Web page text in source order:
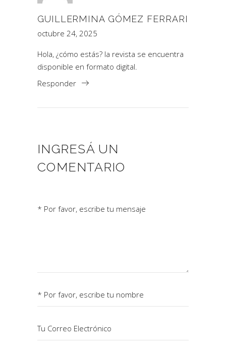
GUILLERMINA GÓMEZ FERRARI
octubre 24, 2025
Hola, ¿cómo estás? la revista se encuentra
disponible en formato digital.
Responder
INGRESÁ UN
COMENTARIO